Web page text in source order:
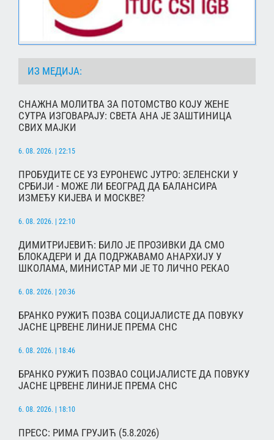
ИЗ МЕДИЈА:
СНАЖНА МОЛИТВА ЗА ПОТОМСТВО КОЈУ ЖЕНЕ
СУТРА ИЗГОВАРАЈУ: СВЕТА АНА ЈЕ ЗАШТИНИЦА
СВИХ МАЈКИ
6. 08. 2026. | 22:15
ПРОБУДИТЕ СЕ УЗ ЕУРОНЕWС ЈУТРО: ЗЕЛЕНСКИ У
СРБИЈИ - МОЖЕ ЛИ БЕОГРАД ДА БАЛАНСИРА
ИЗМЕЂУ КИЈЕВА И МОСКВЕ?
6. 08. 2026. | 22:10
ДИМИТРИЈЕВИЋ: БИЛО ЈЕ ПРОЗИВКИ ДА СМО
БЛОКАДЕРИ И ДА ПОДРЖАВАМО АНАРХИЈУ У
ШКОЛАМА, МИНИСТАР МИ ЈЕ ТО ЛИЧНО РЕКАО
6. 08. 2026. | 20:36
БРАНКО РУЖИЋ ПОЗВА СОЦИЈАЛИСТЕ ДА ПОВУКУ
ЈАСНЕ ЦРВЕНЕ ЛИНИЈЕ ПРЕМА СНС
6. 08. 2026. | 18:46
БРАНКО РУЖИЋ ПОЗВАО СОЦИЈАЛИСТЕ ДА ПОВУКУ
ЈАСНЕ ЦРВЕНЕ ЛИНИЈЕ ПРЕМА СНС
6. 08. 2026. | 18:10
ПРЕСС: РИМА ГРУЈИЋ (5.8.2026)